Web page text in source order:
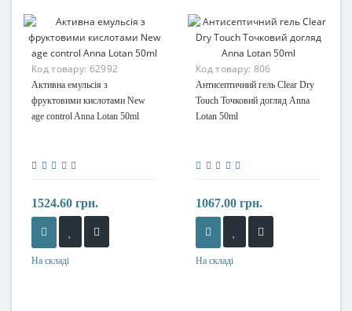
Код товару: 62992
Активна емульсія з
фруктовими кислотами New
age control Anna Lotan 50ml
1524.60 грн.
На складі
Код товару: 806
Антисептичний гель Clear Dry
Touch Точковий догляд Anna
Lotan 50ml
1067.00 грн.
На складі